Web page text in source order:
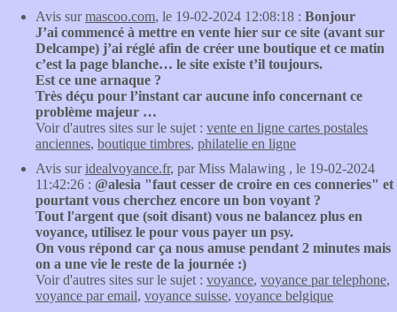
Avis surmascoo.com, le 19-02-2024 12:08:18 : Bonjour
J’ai commencé à mettre en vente hier sur ce site (avant sur
Delcampe) j’ai réglé afin de créer une boutique et ce matin
c’est la page blanche… le site existe t’il toujours.
Est ce une arnaque ?
Très déçu pour l’instant car aucune info concernant ce
problème majeur …
Voir d'autres sites sur le sujet : vente en ligne cartes postales
anciennes, boutique timbres, philatelie en ligne
Avis suridealvoyance.fr, par Miss Malawing , le 19-02-2024
11:42:26 : @alesia "faut cesser de croire en ces conneries" et
pourtant vous cherchez encore un bon voyant ?
Tout l'argent que (soit disant) vous ne balancez plus en
voyance, utilisez le pour vous payer un psy.
On vous répond car ça nous amuse pendant 2 minutes mais
on a une vie le reste de la journée :)
Voir d'autres sites sur le sujet : voyance, voyance par telephone,
voyance par email, voyance suisse, voyance belgique